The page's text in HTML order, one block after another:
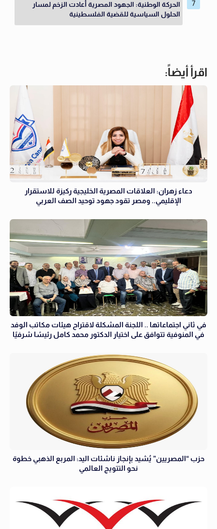
الحركة الوطنية: الجهود المصرية أعادت الزخم لمسار
الحلول السياسية للقضية الفلسطينية
اقرأ أيضاً:
دعاء زهران: العلاقات المصرية الخليجية ركيزة للاستقرار
الإقليمي.. ومصر تقود جهود توحيد الصف العربي
في ثاني اجتماعاتها .. اللجنة المشكلة لاقتراح هيئات مكاتب الوفد
في المنوفية تتوافق على اختيار الدكتور محمد كامل رئيسًا شرفيًا
حزب “المصريين” يُشيد بإنجاز ناشئات اليد: المربع الذهبي خطوة
نحو التتويج العالمي